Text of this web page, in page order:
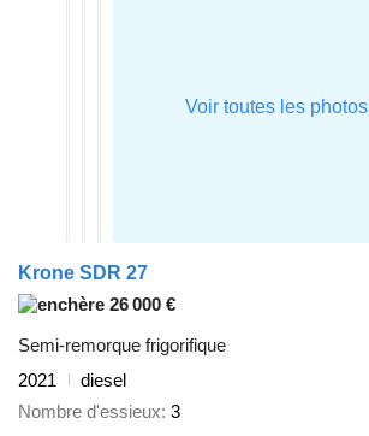
Krone SDR 27
26 000 €
Semi-remorque frigorifique
2021
diesel
Nombre d'essieux 3